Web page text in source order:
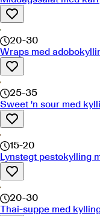
20-30
Wraps med
25-35
Sweet 'n sour med
15-20
Lynstegt pestokylling
20-30
Thai-suppe med